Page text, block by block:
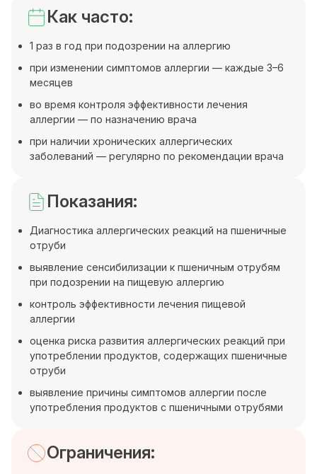
Как часто:
1 раз в год при подозрении на аллергию
при изменении симптомов аллергии — каждые 3–6
месяцев
во время контроля эффективности лечения
аллергии — по назначению врача
при наличии хронических аллергических
заболеваний — регулярно по рекомендации врача
Показания:
Диагностика аллергических реакций на пшеничные
отруби
выявление сенсибилизации к пшеничным отрубям
при подозрении на пищевую аллергию
контроль эффективности лечения пищевой
аллергии
оценка риска развития аллергических реакций при
употреблении продуктов, содержащих пшеничные
отруби
выявление причины симптомов аллергии после
употребления продуктов с пшеничными отрубями
Ограничения: